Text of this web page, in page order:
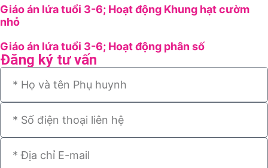
Giáo án lứa tuổi 3-6; Hoạt động Khung hạt cườm
nhỏ
Giáo án lứa tuổi 3-6; Hoạt động phân số
Đăng ký tư vấn